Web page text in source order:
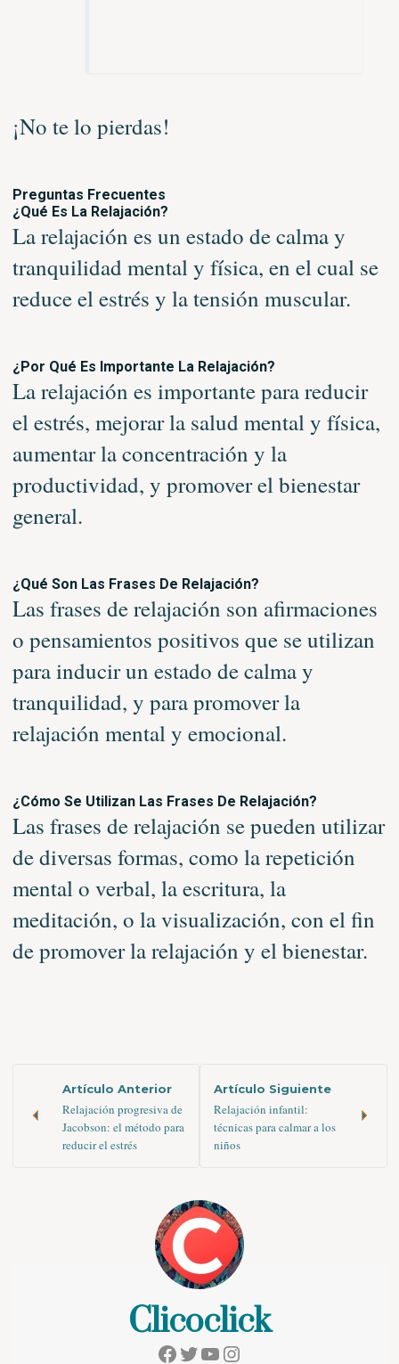
¡No te lo pierdas!
Preguntas Frecuentes
¿Qué Es La Relajación?
La relajación es un estado de calma y
tranquilidad mental y física, en el cual se
reduce el estrés y la tensión muscular.
¿Por Qué Es Importante La Relajación?
La relajación es importante para reducir
el estrés, mejorar la salud mental y física,
aumentar la concentración y la
productividad, y promover el bienestar
general.
¿Qué Son Las Frases De Relajación?
Las frases de relajación son afirmaciones
o pensamientos positivos que se utilizan
para inducir un estado de calma y
tranquilidad, y para promover la
relajación mental y emocional.
¿Cómo Se Utilizan Las Frases De Relajación?
Las frases de relajación se pueden utilizar
de diversas formas, como la repetición
mental o verbal, la escritura, la
meditación, o la visualización, con el fin
de promover la relajación y el bienestar.
Artículo Anterior
Relajación progresiva de
Jacobson: el método para
reducir el estrés
Artículo Siguiente
Relajación infantil:
técnicas para calmar a los
niños
Clicoclick
Facebook
Twitter
YouTube
Instagram